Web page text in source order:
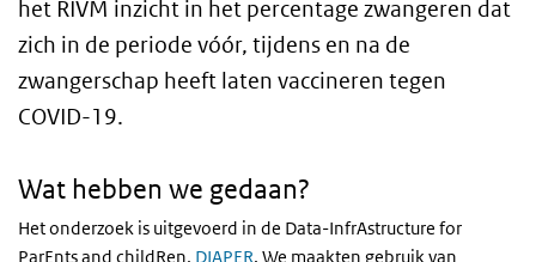
het RIVM inzicht in het percentage zwangeren dat
zich in de periode vóór, tijdens en na de
zwangerschap heeft laten vaccineren tegen
COVID-19.
Wat hebben we gedaan?
Het onderzoek is uitgevoerd in de Data-InfrAstructure for
ParEnts and childRen, DIAPER. We maakten gebruik van